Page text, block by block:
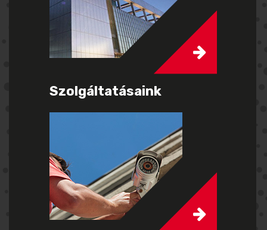
Szolgáltatásaink